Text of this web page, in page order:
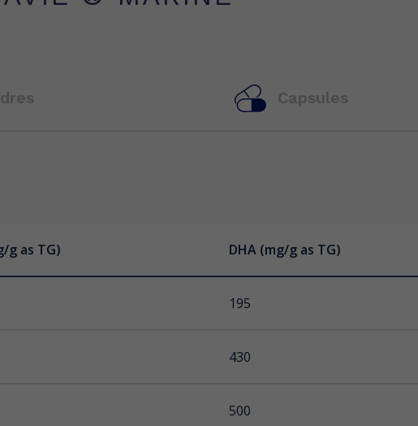
Capsules
g as TG) DHA (mg/g as TG)
195
430
500
g as TG) DHA (mg/g as TG)
50
capsule as TG) DHA (mg/ capsule as TG)
110
250
225